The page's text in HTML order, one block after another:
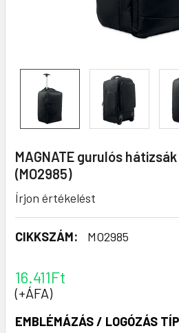
MAGNATE gurulós
(MO2985)
Írjon értékelést
CIKKSZÁM: MO2985
16.411Ft
(+ÁFA)
EMBLÉMÁZÁS / LOGÓZÁS